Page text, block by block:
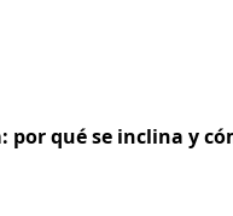
por qué se inclina y